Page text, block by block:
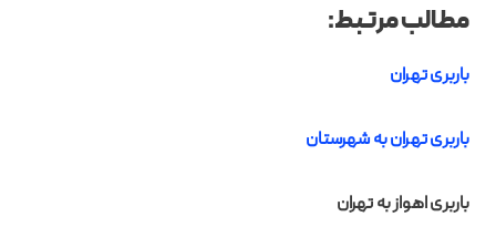
مطالب مرتبط:
باربری تهران
باربری تهران به شهرستان
باربری اهواز به تهران